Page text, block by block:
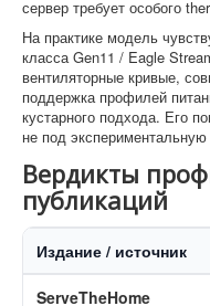
сервер требует особого
На практике модель
класса Gen11 / Eagle
вентиляторные кривые,
поддержка профилей
кустарного подхода. Его
не под
Вердикты
публикаций
Издание / источник
ServeTheHome